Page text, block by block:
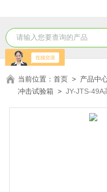
当前位置：首页 > 产品中
冲击试验箱 >JY-JTS-49A